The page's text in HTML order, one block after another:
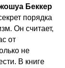
Беккер
порядка
Он считает,
от
не
В книге